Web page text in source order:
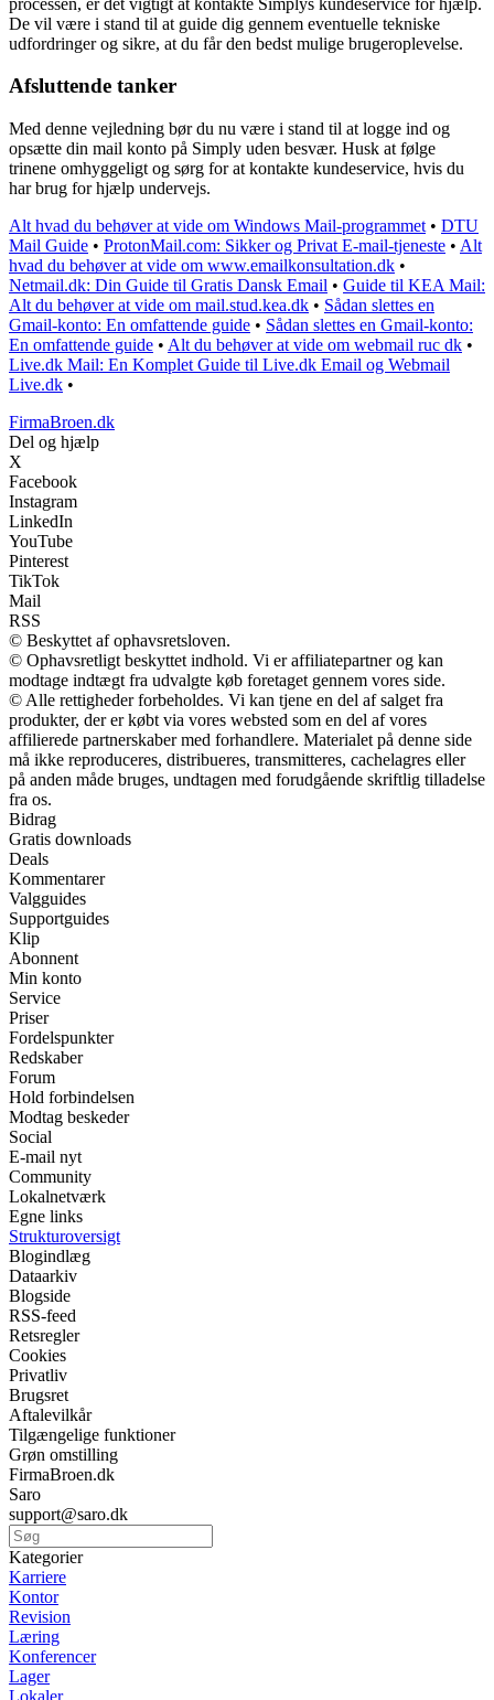
De vil være i stand til at guide dig gennem eventuelle tekniske
udfordringer og sikre, at du får den bedst mulige brugeroplevelse.
Afsluttende tanker
Med denne vejledning bør du nu være i stand til at logge ind og
opsætte din mail konto på Simply uden besvær. Husk at følge
trinene omhyggeligt og sørg for at kontakte kundeservice, hvis du
har brug for hjælp undervejs.
Alt hvad du behøver at vide om Windows Mail-programmet • DTU
Mail Guide • ProtonMail.com: Sikker og Privat E-mail-tjeneste • Alt
hvad du behøver at vide om www.emailkonsultation.dk •
Netmail.dk: Din Guide til Gratis Dansk Email • Guide til KEA Mail:
Alt du behøver at vide om mail.stud.kea.dk • Sådan slettes en
Gmail-konto: En omfattende guide • Sådan slettes en Gmail-konto:
En omfattende guide • Alt du behøver at vide om webmail ruc dk •
Live.dk Mail: En Komplet Guide til Live.dk Email og Webmail
Live.dk •
FirmaBroen.dk
Del og hjælp
X
Facebook
Instagram
LinkedIn
YouTube
Pinterest
TikTok
Mail
RSS
© Beskyttet af ophavsretsloven.
© Ophavsretligt beskyttet indhold. Vi er affiliatepartner og kan
modtage indtægt fra udvalgte køb foretaget gennem vores side.
© Alle rettigheder forbeholdes. Vi kan tjene en del af salget fra
produkter, der er købt via vores websted som en del af vores
affilierede partnerskaber med forhandlere. Materialet på denne side
må ikke reproduceres, distribueres, transmitteres, cachelagres eller
på anden måde bruges, undtagen med forudgående skriftlig tilladelse
fra os.
Bidrag
Gratis downloads
Deals
Kommentarer
Valgguides
Supportguides
Klip
Abonnent
Min konto
Service
Priser
Fordelspunkter
Redskaber
Forum
Hold forbindelsen
Modtag beskeder
Social
E-mail nyt
Community
Lokalnetværk
Egne links
Strukturoversigt
Blogindlæg
Dataarkiv
Blogside
RSS-feed
Retsregler
Cookies
Privatliv
Brugsret
Aftalevilkår
Tilgængelige funktioner
Grøn omstilling
FirmaBroen.dk
Saro
support@saro.dk
Kategorier
Karriere
Kontor
Revision
Læring
Konferencer
Lager